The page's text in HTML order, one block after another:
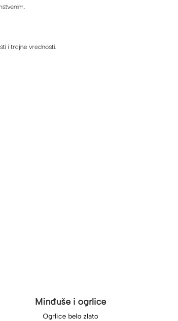
i trajne vrednosti.
Minđuše i ogrlice
Ogrlice belo zlato